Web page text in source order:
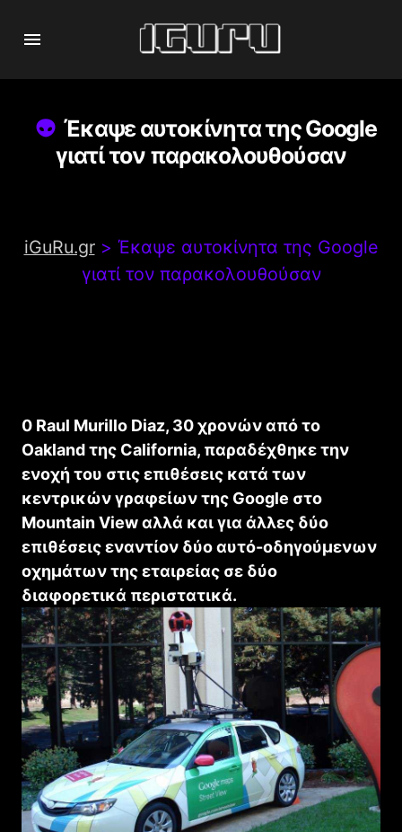
Έκαψε αυτοκίνητα της Google
γιατί τον παρακολουθούσαν
iGuRu.gr> Έκαψε αυτοκίνητα της Google
γιατί τον παρακολουθούσαν
0 Raul Murillo Diaz, 30 χρονών από το
Oakland της California, παραδέχθηκε την
ενοχή του στις επιθέσεις κατά των
κεντρικών γραφείων της Google στο
Mountain View αλλά και για άλλες δύο
επιθέσεις εναντίον δύο αυτό-οδηγούμενων
οχημάτων της εταιρείας σε δύο
διαφορετικά περιστατικά.